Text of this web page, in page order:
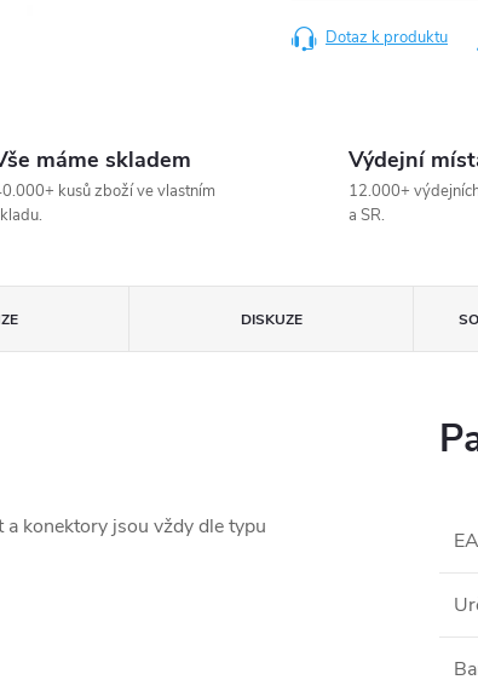
Dotaz k produktu
máme skladem
kusů zboží ve vlastním
Výdejní
12.000+
a SR.
DISKUZE
konektory jsou vždy dle typu